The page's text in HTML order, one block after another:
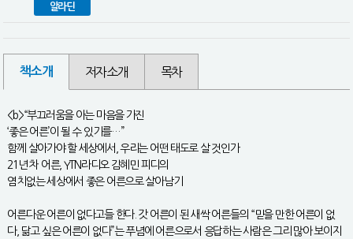
알라딘
책소개 저자소개 목차
<b>“부끄러움을 아는 마음을 가진
‘좋은 어른’이 될 수 있기를…”
함께 살아가야 할 세상에서, 우리는 어떤 태도로 살 것인가
21년 차 어른, YTN라디오 김혜민 피디의
염치없는 세상에서 좋은 어른으로 살아남기
어른다운 어른이 없다고들 한다. 갓 어른이 된 새싹 어른들의 “믿을 만한 어른이 없
다, 닮고 싶은 어른이 없다”는 푸념에 어른으로서 응답하는 사람은 그리 많아 보이지